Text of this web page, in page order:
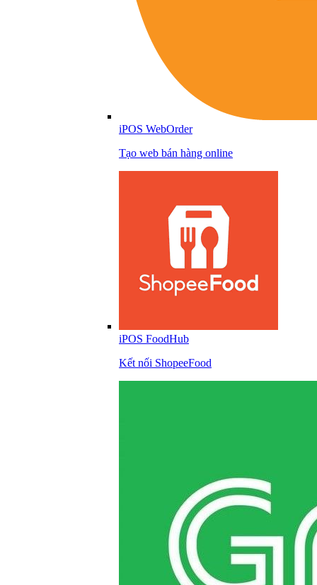
iPOS WebOrder
Tạo web bán hàng online
iPOS FoodHub
Kết nối ShopeeFood